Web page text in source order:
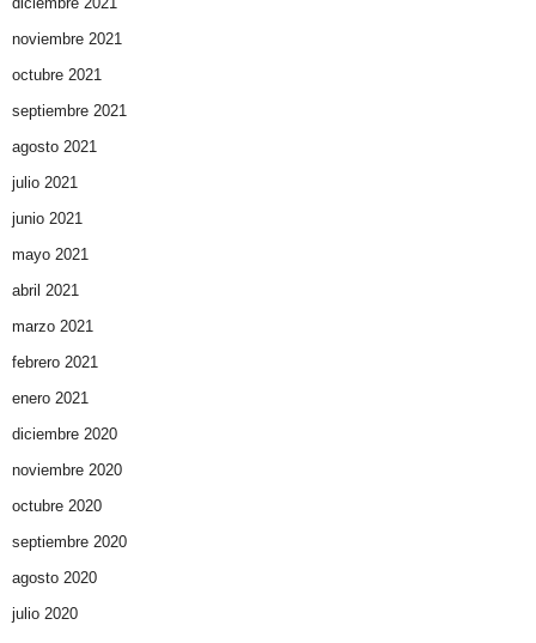
noviembre 2021
octubre 2021
septiembre 2021
agosto 2021
julio 2021
junio 2021
mayo 2021
abril 2021
marzo 2021
febrero 2021
enero 2021
diciembre 2020
noviembre 2020
octubre 2020
septiembre 2020
agosto 2020
julio 2020